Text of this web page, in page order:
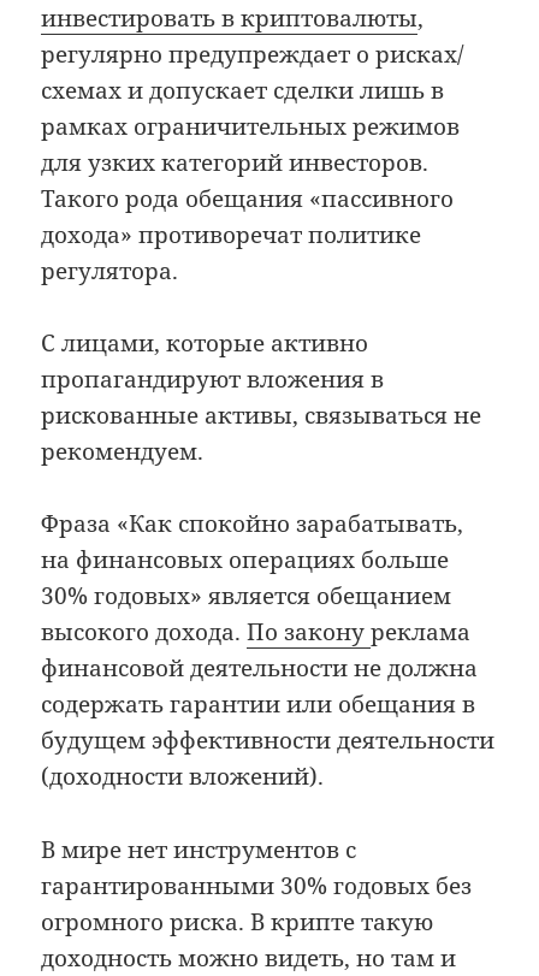
инвестировать в криптовалюты,
регулярно предупреждает о рисках/
схемах и допускает сделки лишь в
рамках ограничительных режимов
для узких категорий инвесторов.
Такого рода обещания «пассивного
дохода» противоречат политике
регулятора.
С лицами, которые активно
пропагандируют вложения в
рискованные активы, связываться не
рекомендуем.
Фраза «Как спокойно зарабатывать,
на финансовых операциях больше
30% годовых» является обещанием
высокого дохода.По законуреклама
финансовой деятельности не должна
содержать гарантии или обещания в
будущем эффективности деятельности
(доходности вложений).
В мире нет инструментов с
гарантированными 30% годовых без
огромного риска. В крипте такую
доходность можно видеть, но там и